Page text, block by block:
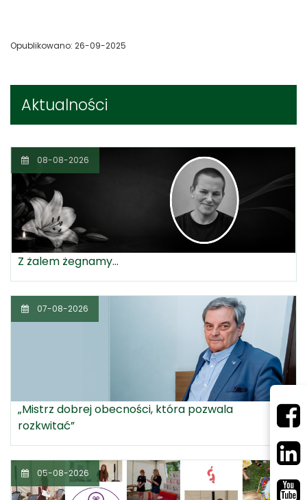
Aktualności
08-08-2026
Z żalem żegnamy...
07-08-2026
„Mistrz dobrej obecności, która pozwala
rozkwitać”
05-08-2026
Opublikowano: 26-09-2025